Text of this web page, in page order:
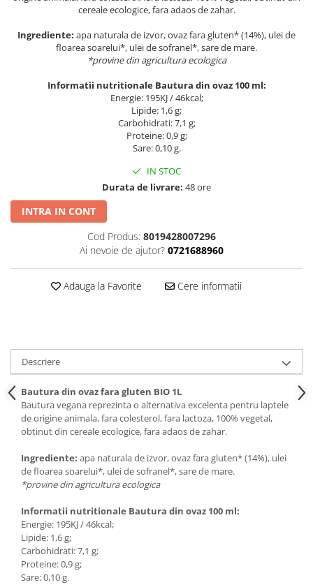
REMEDII NATURISTEcereale ecologice, fara adaos de zahar.
Ingrediente: apa naturala de izvor, ovaz fara gluten* (14%), ulei de
floarea soarelui*, ulei de sofranel*, sare de mare.
*provine din agricultura ecologica
Informatii nutritionale Bautura din ovaz 100 ml:
Energie: 195KJ / 46kcal;
Lipide: 1,6 g;
Carbohidrati: 7,1 g;
Proteine: 0,9 g;
Sare: 0,10 g.
IN STOC
Durata de livrare: 48 ore
INTRA IN CONT
Cod Produs: 8019428007296
Ai nevoie de ajutor? 0721688960
Adauga la Favorite Cere informatii
Descriere
Bautura din ovaz fara gluten BIO 1L
Bautura vegana reprezinta o alternativa excelenta pentru laptele
de origine animala, fara colesterol, fara lactoza, 100% vegetal,
obtinut din cereale ecologice, fara adaos de zahar.
Ingrediente: apa naturala de izvor, ovaz fara gluten* (14%), ulei
de floarea soarelui*, ulei de sofranel*, sare de mare.
*provine din agricultura ecologica
Informatii nutritionale Bautura din ovaz 100 ml:
Energie: 195KJ / 46kcal;
Lipide: 1,6 g;
Carbohidrati: 7,1 g;
Proteine: 0,9 g;
Sare: 0,10 g.